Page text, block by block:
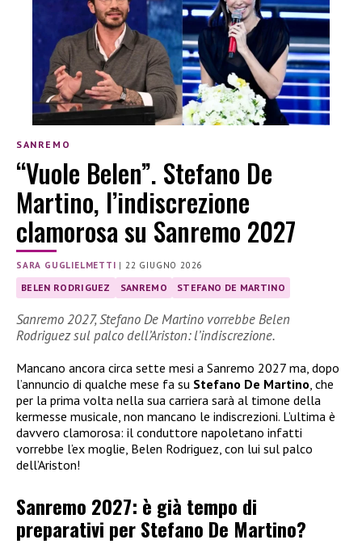
SANREMO
“Vuole Belen”. Stefano De
Martino, l’indiscrezione
clamorosa su Sanremo 2027
SARA GUGLIELMETTI | 22 GIUGNO 2026
BELEN RODRIGUEZ SANREMO STEFANO DE MARTINO
Sanremo 2027, Stefano De Martino vorrebbe Belen
Rodriguez sul palco dell’Ariston: l’indiscrezione.
Mancano ancora circa sette mesi a Sanremo 2027 ma, dopo
l’annuncio di qualche mese fa su Stefano De Martino, che
per la prima volta nella sua carriera sarà al timone della
kermesse musicale, non mancano le indiscrezioni. L’ultima è
davvero clamorosa: il conduttore napoletano infatti
vorrebbe l’ex moglie, Belen Rodriguez, con lui sul palco
dell’Ariston!
Sanremo 2027: è già tempo di
preparativi per Stefano De Martino?